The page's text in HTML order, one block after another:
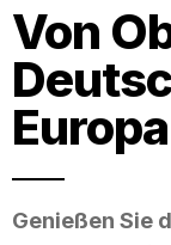
Von
Europa
Genießen Sie